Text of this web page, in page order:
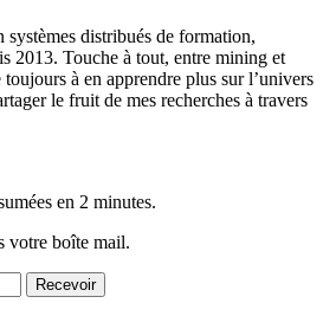
distribués de formation,
2013. Touche à tout, entre mining et
à en apprendre plus sur l’univers
le fruit de mes recherches à travers
en 2 minutes.
votre boîte mail.
Recevoir